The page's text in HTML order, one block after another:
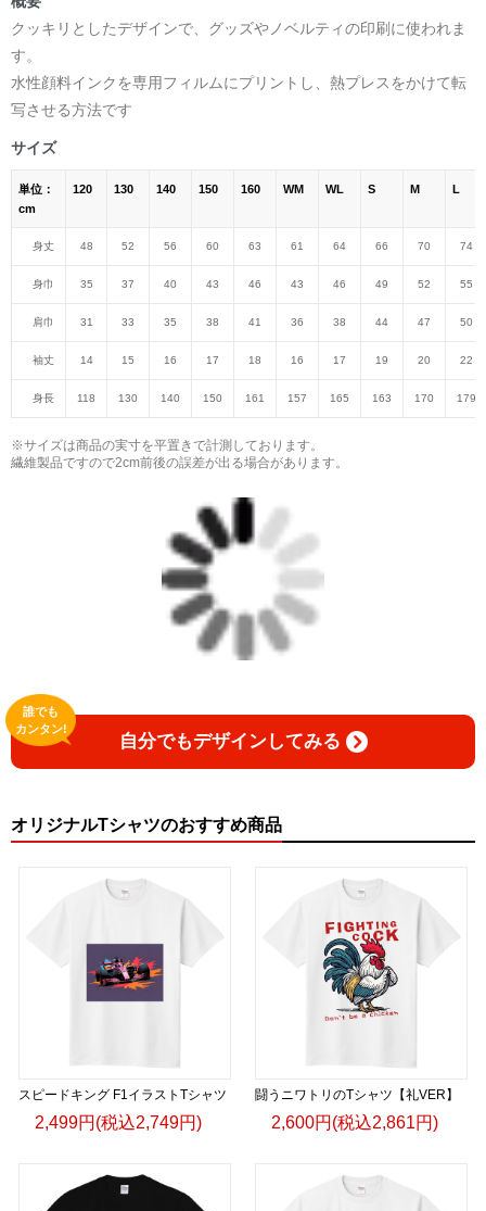
クッキリとしたデザインで、グッズやノベルティの印刷に使われま
す。
水性顔料インクを専用フィルムにプリントし、熱プレスをかけて転
写させる方法です
サイズ
単位：
cm
120 130 140 150 160 WM WL S M L
身丈 48 52 56 60 63 61 64 66 70 74
身巾 35 37 40 43 46 43 46 49 52 55
肩巾 31 33 35 38 41 36 38 44 47 50
袖丈 14 15 16 17 18 16 17 19 20 22
身長 118 130 140 150 161 157 165 163 170 179
※サイズは商品の実寸を平置きで計測しております。
繊維製品ですので2cm前後の誤差が出る場合があります。
自分でもデザインしてみる
誰でも
カンタン!
オリジナルTシャツのおすすめ商品
スピードキング F1イラストTシャツ
2,499円(税込2,749円)
闘うニワトリのTシャツ【礼VER】
2,600円(税込2,861円)